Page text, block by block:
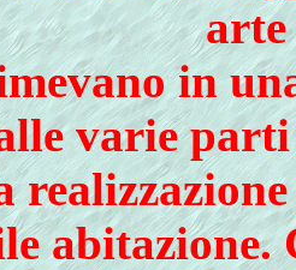
arte
in
varie
abitazione.